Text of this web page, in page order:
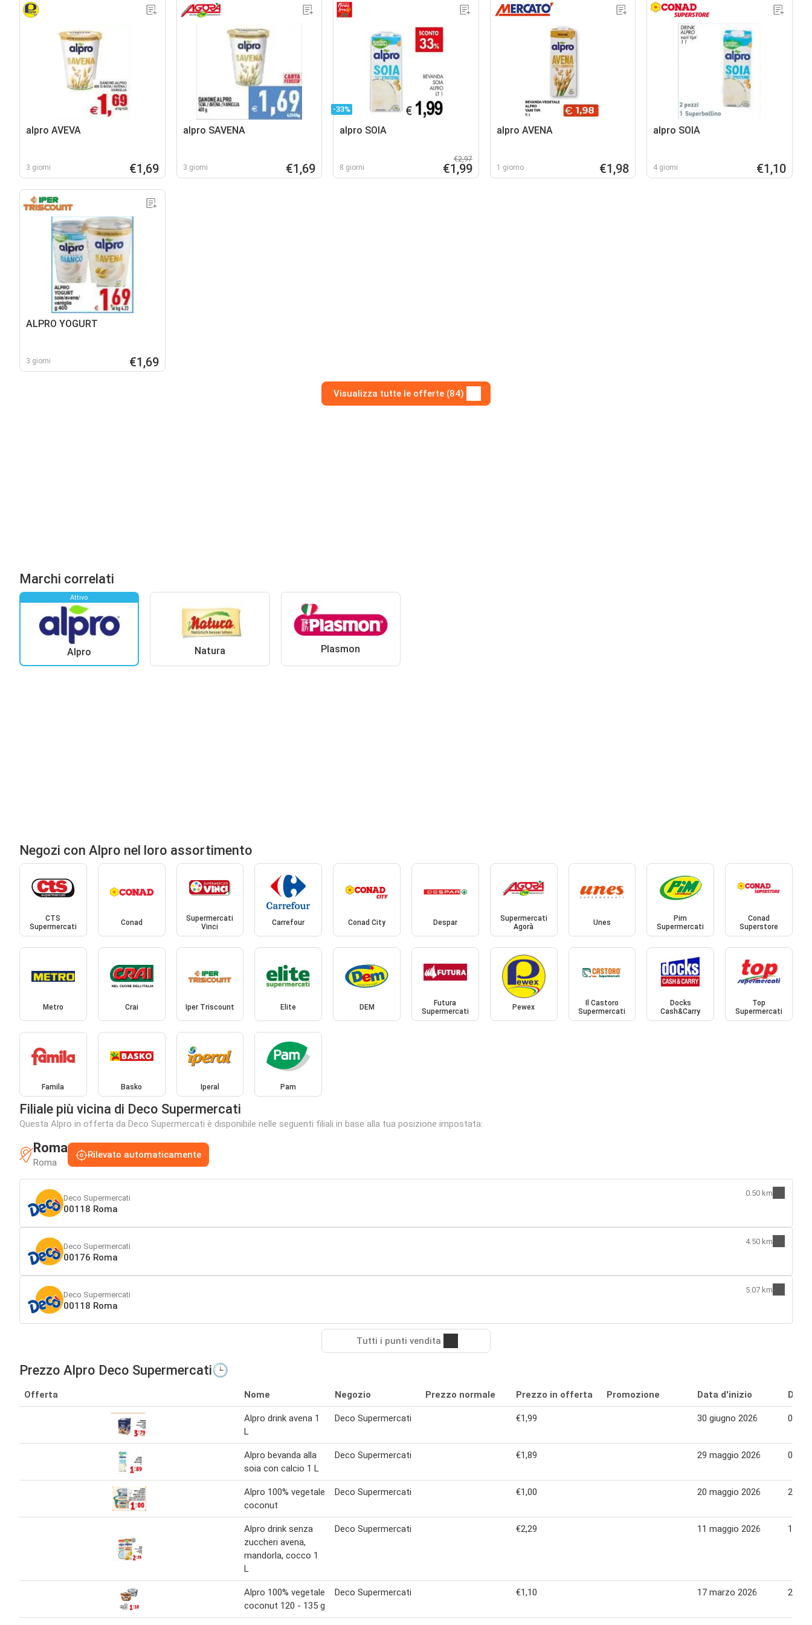
alpro AVEVA
3 giorni €1,69
alpro SAVENA
3 giorni €1,69
-33%
alpro SOIA
8 giorni
€2,97
€1,99
alpro AVENA
1 giorno €1,98
alpro SOIA
4 giorni €1,10
ALPRO YOGURT
3 giorni €1,69
Visualizza tutte le offerte (84)
Marchi correlati
Attivo
Alpro Natura Plasmon
Negozi con Alpro nel loro assortimento
CTS
Supermercati
Conad
Supermercati
Vinci
Carrefour Conad City Despar
Supermercati
Agorà
Unes
Pim
Supermercati
Conad
Superstore
Metro Crai Iper Triscount Elite DEM
Futura
Supermercati
Pewex
Il Castoro
Supermercati
Docks
Cash&Carry
Top
Supermercati
Famila Basko Iperal Pam
Filiale più vicina di Deco Supermercati
Questa Alpro in offerta da Deco Supermercati è disponibile nelle seguenti filiali in base alla tua posizione impostata:
Roma
Roma
Rilevato automaticamente
Deco Supermercati
00118 Roma
0.50 km
Deco Supermercati
00176 Roma
4.50 km
Deco Supermercati
00118 Roma
5.07 km
Tutti i punti vendita
Prezzo Alpro Deco Supermercati🕒
Offerta Nome Negozio Prezzo normale Prezzo in offerta Promozione Data d'inizio Data
Alpro drink avena 1
L
Deco Supermercati €1,99 30 giugno 2026 09
Alpro bevanda alla
soia con calcio 1 L
Deco Supermercati €1,89 29 maggio 2026 07
Alpro 100% vegetale
coconut
Deco Supermercati €1,00 20 maggio 2026 28
Alpro drink senza
zuccheri avena,
mandorla, cocco 1
L
Deco Supermercati €2,29 11 maggio 2026 19
Alpro 100% vegetale
coconut 120 - 135 g
Deco Supermercati €1,10 17 marzo 2026 26